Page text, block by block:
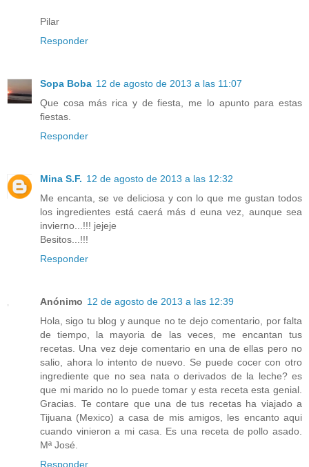
Pilar
Responder
Sopa Boba 12 de agosto de 2013 a las 11:07
Que cosa más rica y de fiesta, me lo apunto para estas
fiestas.
Responder
Mina S.F. 12 de agosto de 2013 a las 12:32
Me encanta, se ve deliciosa y con lo que me gustan todos
los ingredientes está caerá más d euna vez, aunque sea
invierno...!!! jejeje
Besitos...!!!
Responder
Anónimo 12 de agosto de 2013 a las 12:39
Hola, sigo tu blog y aunque no te dejo comentario, por falta
de tiempo, la mayoria de las veces, me encantan tus
recetas. Una vez deje comentario en una de ellas pero no
salio, ahora lo intento de nuevo. Se puede cocer con otro
ingrediente que no sea nata o derivados de la leche? es
que mi marido no lo puede tomar y esta receta esta genial.
Gracias. Te contare que una de tus recetas ha viajado a
Tijuana (Mexico) a casa de mis amigos, les encanto aqui
cuando vinieron a mi casa. Es una receta de pollo asado.
Mª José.
Responder